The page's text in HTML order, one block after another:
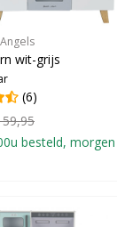
wit-grijs
(6)
besteld, morgen